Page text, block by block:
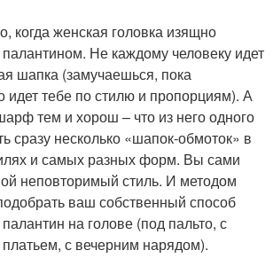
когда женская головка изящно
Не каждому человеку идет
шапка (замучаешься, пока
идет тебе по стилю и пропорциям). А
тем и хорош – что из него одного
сразу несколько «шапок-обмоток» в
и самых разных форм. Вы сами
неповторимый стиль. И методом
ваш собственный способ
на голове (под пальто, с
платьем, с вечерним нарядом).